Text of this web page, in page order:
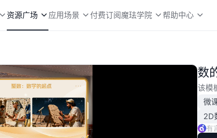
资源广场 应用场景 付费订阅魔珐学院 帮助中心
数
该模
微
2D
有